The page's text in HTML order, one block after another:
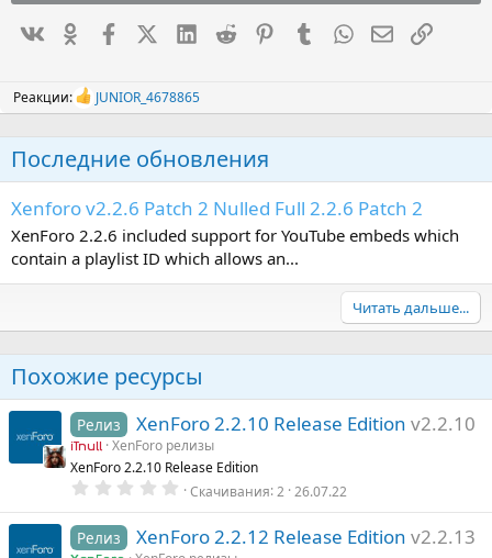
ВконтактеОдноклассники
FacebookX (Twitter)LinkedIn
Reddit PinterestTumblrWhatsAppСсылка
Реакции:
Р
а
к
и
:
JUNIOR_4678865
Последние обновления
Xenforo v2.2.6 Patch 2 Nulled Full 2.2.6 Patch 2
XenForo 2.2.6 included support for YouTube embeds which
contain a playlist ID which allows an...
Читать дальше...
Похожие ресурсы
Релиз XenForo 2.2.10 Release Edition v2.2.10
iTnull
XenForo релизы
XenForo 2.2.10 Release Edition
0
0
0
з
Скачивания 2 26.07.22
Релиз XenForo 2.2.12 Release Edition v2.2.13